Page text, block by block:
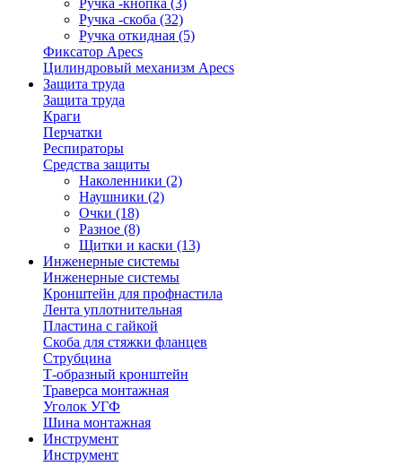
Ручка -кнопка (3)
Ручка -скоба (32)
Ручка откидная (5)
Фиксатор Apecs
Цилиндровый механизм Apecs
Защита труда
Защита труда
Краги
Перчатки
Респираторы
Средства защиты
Наколенники (2)
Наушники (2)
Очки (18)
Разное (8)
Щитки и каски (13)
Инженерные системы
Инженерные системы
Кронштейн для профнастила
Лента уплотнительная
Пластина с гайкой
Скоба для стяжки фланцев
Струбцина
Т-образный кронштейн
Траверса монтажная
Уголок УГФ
Шина монтажная
Инструмент
Инструмент